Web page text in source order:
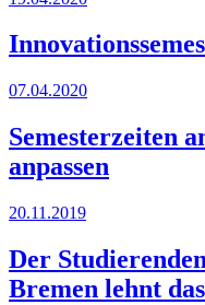
07.04.2020
Semesterzeiten
anpassen
20.11.2019
Der
Bremen lehnt